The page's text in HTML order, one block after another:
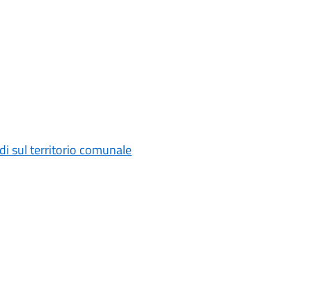
sul territorio comunale